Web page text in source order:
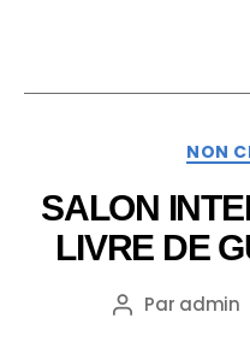
NON
SALON
LIVRE DE
Par admin